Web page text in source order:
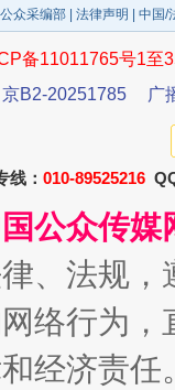
公众采编部 法律声明 | 中国
备11011765号1至
京B2-20251785
广
线： 010-89525216
公众传
、法规
络行为
经济责